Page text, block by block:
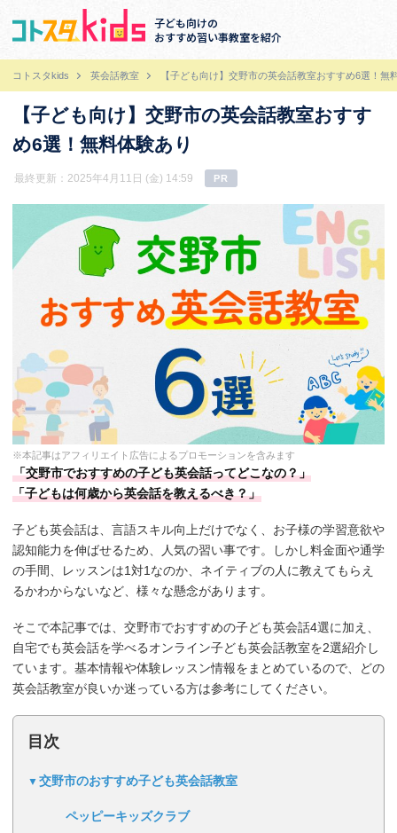
子ども向けの
おすすめ習い事教室を紹介
コトスタkids 英会話教室 【子ども向け】交野市の英会話教室おすすめ6選！無
【子ども向け】交野市の英会話教室おすす
め6選！無料体験あり
最終更新：2025年4月11日 (金) 14:59 PR
※本記事はアフィリエイト広告によるプロモーションを含みます
「交野市でおすすめの子ども英会話ってどこなの？」
「子どもは何歳から英会話を教えるべき？」
子ども英会話は、言語スキル向上だけでなく、お子様の学習意欲や
認知能力を伸ばせるため、人気の習い事です。しかし料金面や通学
の手間、レッスンは1対1なのか、ネイティブの人に教えてもらえ
るかわからないなど、様々な懸念があります。
そこで本記事では、交野市でおすすめの子ども英会話4選に加え、
自宅でも英会話を学べるオンライン子ども英会話教室を2選紹介し
ています。基本情報や体験レッスン情報をまとめているので、どの
英会話教室が良いか迷っている方は参考にしてください。
目次
交野市のおすすめ子ども英会話教室
ペッピーキッズクラブ